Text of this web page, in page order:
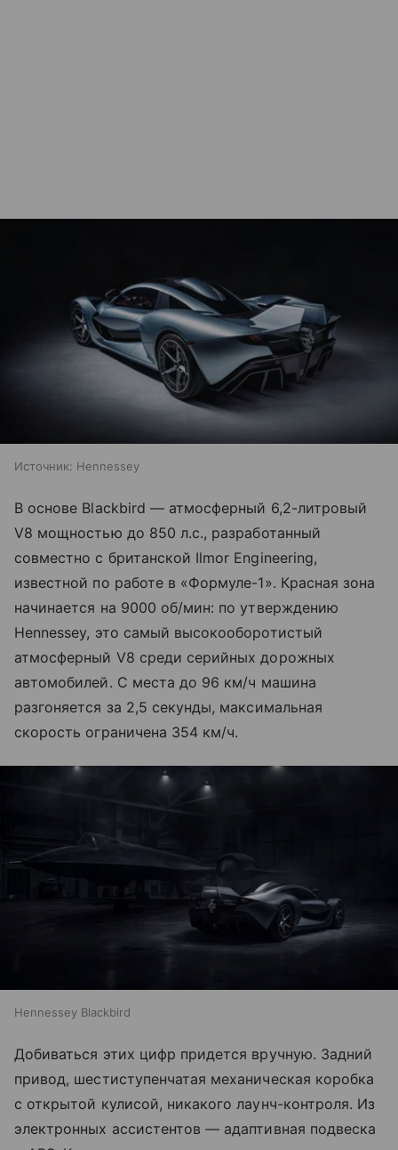
Источник: Hennessey
В основе Blackbird — атмосферный 6,2-литровый
V8 мощностью до 850 л.с., разработанный
совместно с британской Ilmor Engineering,
известной по работе в «Формуле-1». Красная зона
начинается на 9000 об/мин: по утверждению
Hennessey, это самый высокооборотистый
атмосферный V8 среди серийных дорожных
автомобилей. С места до 96 км/ч машина
разгоняется за 2,5 секунды, максимальная
скорость ограничена 354 км/ч.
Hennessey Blackbird
Добиваться этих цифр придется вручную. Задний
привод, шестиступенчатая механическая коробка
с открытой кулисой, никакого лаунч-контроля. Из
электронных ассистентов — адаптивная подвеска